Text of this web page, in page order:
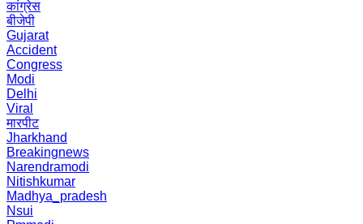
कांग्रेस
बीजेपी
Gujarat
Accident
Congress
Modi
Delhi
Viral
मारपीट
Jharkhand
Breakingnews
Narendramodi
Nitishkumar
Madhya_pradesh
Nsui